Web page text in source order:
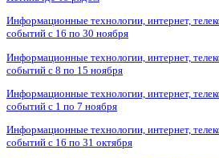
Информационные технологии, интернет,
событий с 16 по 30 ноября
Информационные технологии, интернет,
событий с 8 по 15 ноября
Информационные технологии, интернет,
событий с 1 по 7 ноября
Информационные технологии, интернет,
событий с 16 по 31 октября